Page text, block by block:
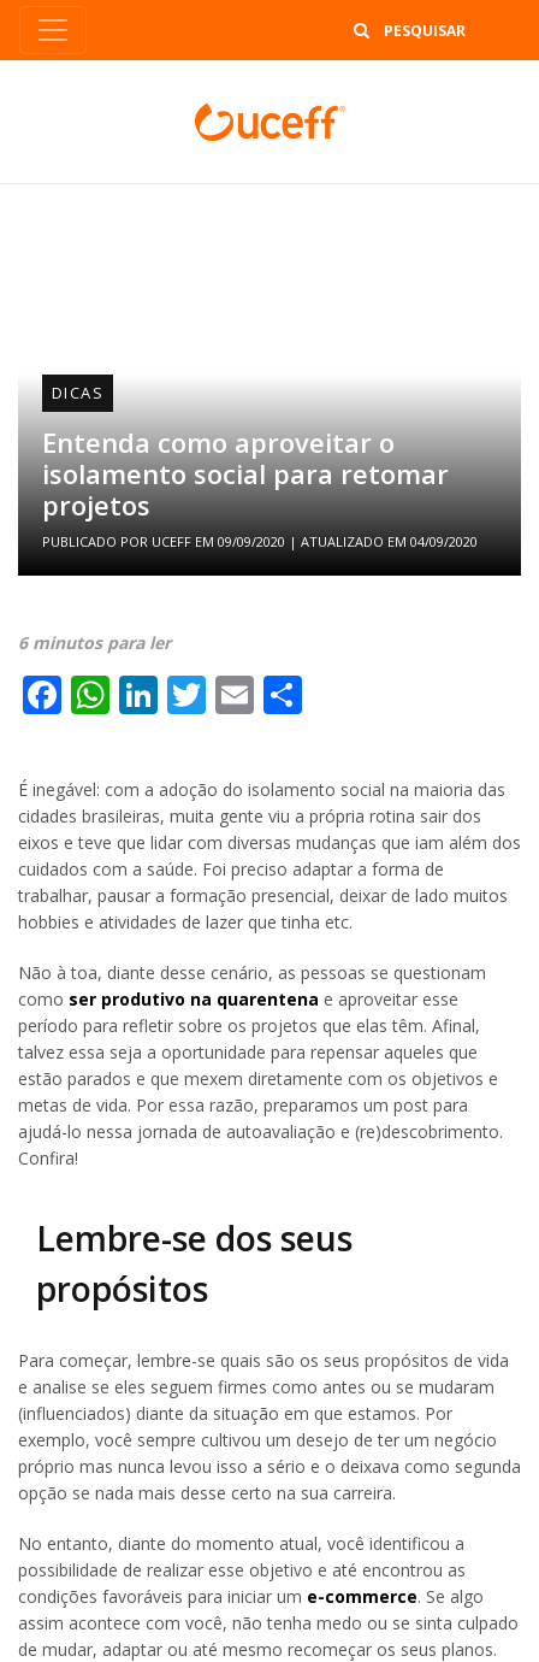
DICAS
Entenda como aproveitar o
isolamento social para retomar
projetos
PUBLICADO POR UCEFF EM 09/09/2020 | ATUALIZADO EM 04/09/2020
6 minutos para ler
Facebook
WhatsApp
LinkedIn
Twitter
Email
É inegável: com a adoção do isolamento social na maioria das
cidades brasileiras, muita gente viu a própria rotina sair dos
eixos e teve que lidar com diversas mudanças que iam além dos
cuidados com a saúde. Foi preciso adaptar a forma de
trabalhar, pausar a formação presencial, deixar de lado muitos
hobbies e atividades de lazer que tinha etc.
Não à toa, diante desse cenário, as pessoas se questionam
como ser produtivo na quarentena e aproveitar esse
período para refletir sobre os projetos que elas têm. Afinal,
talvez essa seja a oportunidade para repensar aqueles que
estão parados e que mexem diretamente com os objetivos e
metas de vida. Por essa razão, preparamos um post para
ajudá-lo nessa jornada de autoavaliação e (re)descobrimento.
Confira!
Lembre-se dos seus
propósitos
Para começar, lembre-se quais são os seus propósitos de vida
e analise se eles seguem firmes como antes ou se mudaram
(influenciados) diante da situação em que estamos. Por
exemplo, você sempre cultivou um desejo de ter um negócio
próprio mas nunca levou isso a sério e o deixava como segunda
opção se nada mais desse certo na sua carreira.
No entanto, diante do momento atual, você identificou a
possibilidade de realizar esse objetivo e até encontrou as
condições favoráveis para iniciar um e-commerce. Se algo
assim acontece com você, não tenha medo ou se sinta culpado
de mudar, adaptar ou até mesmo recomeçar os seus planos.